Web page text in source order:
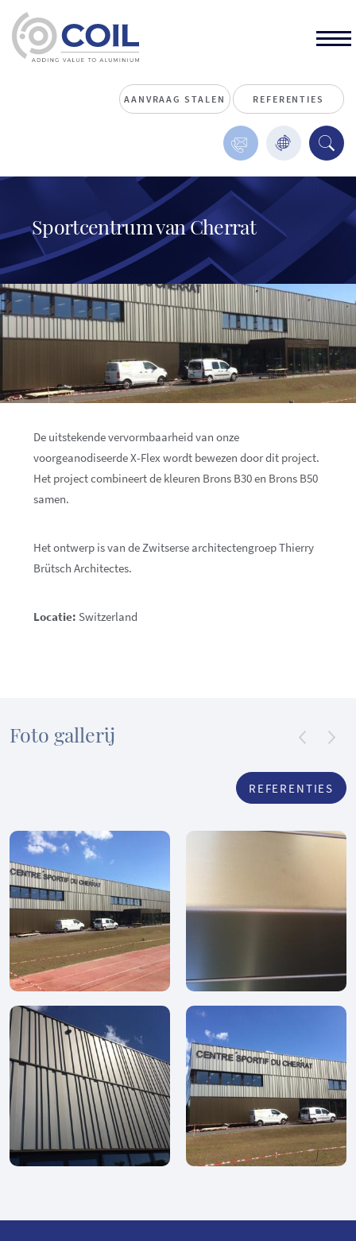
AANVRAAG STALEN REFERENTIES
Sportcentrum van Cherrat
De uitstekende vervormbaarheid van onze
voorgeanodiseerde X-Flex wordt bewezen door dit project.
Het project combineert de kleuren Brons B30 en Brons B50
samen.
Het ontwerp is van de Zwitserse architectengroep Thierry
Brütsch Architectes.
Locatie: Switzerland
Foto gallerij
REFERENTIES